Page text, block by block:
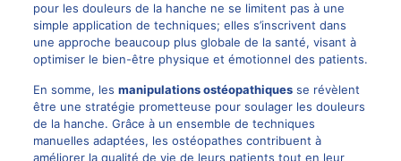
pour les douleurs de la hanche ne se limitent pas à une
simple application de techniques; elles s’inscrivent dans
une approche beaucoup plus globale de la santé, visant à
optimiser le bien-être physique et émotionnel des patients.
En somme, les manipulations ostéopathiquesse révèlent
être une stratégie prometteuse pour soulager les douleurs
de la hanche. Grâce à un ensemble de techniques
manuelles adaptées, les ostéopathes contribuent à
améliorer la qualité de vie de leurs patients tout en leur